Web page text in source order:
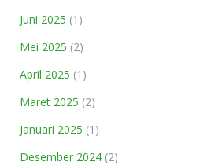
Juni 2025 (1)
Mei 2025 (2)
April 2025 (1)
Maret 2025 (2)
Januari 2025 (1)
Desember 2024 (2)